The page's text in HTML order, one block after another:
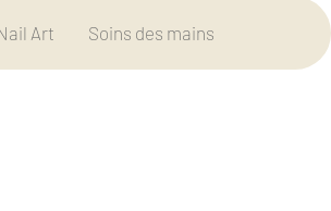
Art Soins des mains